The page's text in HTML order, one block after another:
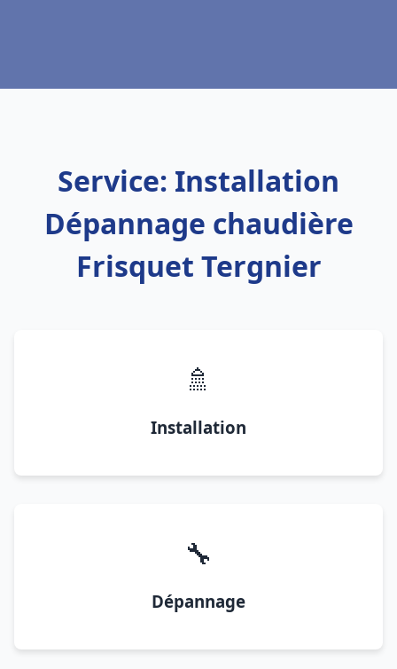
Service: Installation
Dépannage chaudière
Frisquet Tergnier
🚿
Installation
🔧
Dépannage